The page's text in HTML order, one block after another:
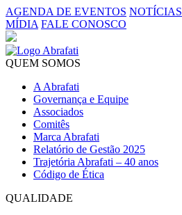
AGENDA DE EVENTOS NOTÍCIAS
MÍDIA FALE CONOSCO
QUEM SOMOS
A Abrafati
Governança e Equipe
Associados
Comitês
Marca Abrafati
Relatório de Gestão 2025
Trajetória Abrafati – 40 anos
Código de Ética
QUALIDADE